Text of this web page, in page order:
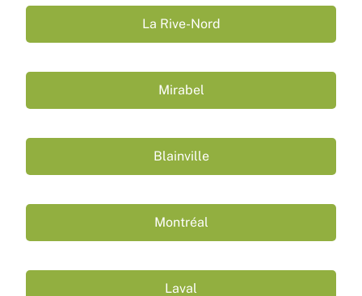
La Rive-Nord
Mirabel
Blainville
Montréal
Laval